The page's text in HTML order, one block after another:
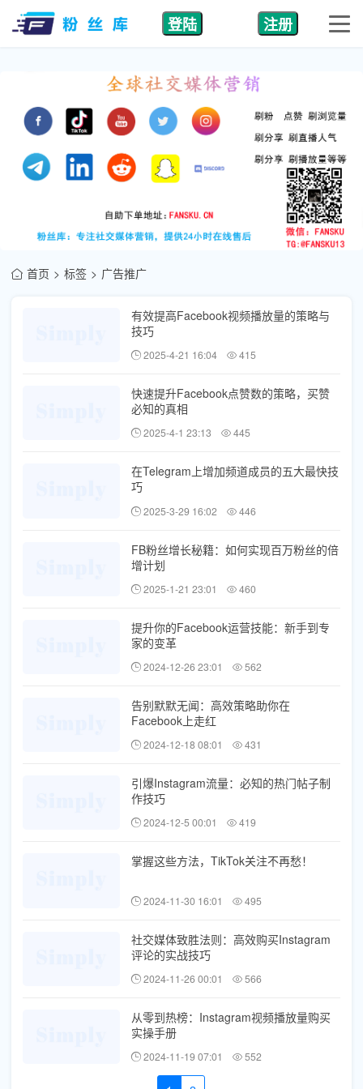
登陆 注册
首页 标签 广告推广
有效提高Facebook视频播放量的策略与
技巧
2025-4-21 16:04 415
快速提升Facebook点赞数的策略，买赞
必知的真相
2025-4-1 23:13 445
在Telegram上增加频道成员的五大最快技
巧
2025-3-29 16:02 446
FB粉丝增长秘籍：如何实现百万粉丝的倍
增计划
2025-1-21 23:01 460
提升你的Facebook运营技能：新手到专
家的变革
2024-12-26 23:01 562
告别默默无闻：高效策略助你在
Facebook上走红
2024-12-18 08:01 431
引爆Instagram流量：必知的热门帖子制
作技巧
2024-12-5 00:01 419
掌握这些方法，TikTok关注不再愁！
2024-11-30 16:01 495
社交媒体致胜法则：高效购买Instagram
评论的实战技巧
2024-11-26 00:01 566
从零到热榜：Instagram视频播放量购买
实操手册
2024-11-19 07:01 552